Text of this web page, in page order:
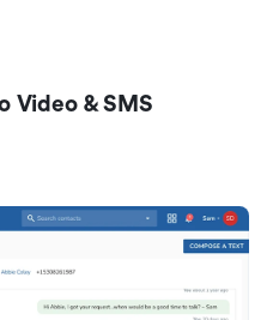
Video & SMS